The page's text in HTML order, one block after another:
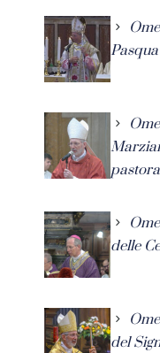
Pasqua
delle
del